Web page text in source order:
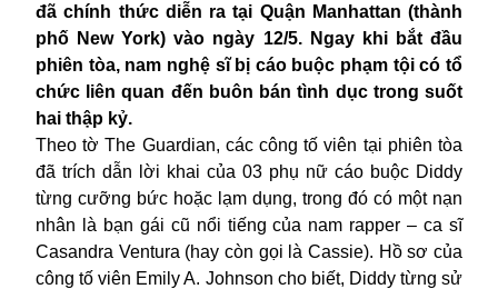
đã chính thức diễn ra tại Quận Manhattan (thành
phố New York) vào ngày 12/5. Ngay khi bắt đầu
phiên tòa, nam nghệ sĩ bị cáo buộc phạm tội có tổ
chức liên quan đến buôn bán tình dục trong suốt
hai thập kỷ.
Theo tờ The Guardian, các công tố viên tại phiên tòa
đã trích dẫn lời khai của 03 phụ nữ cáo buộc Diddy
từng cưỡng bức hoặc lạm dụng, trong đó có một nạn
nhân là bạn gái cũ nổi tiếng của nam rapper – ca sĩ
Casandra Ventura (hay còn gọi là Cassie). Hồ sơ của
công tố viên Emily A. Johnson cho biết, Diddy từng sử